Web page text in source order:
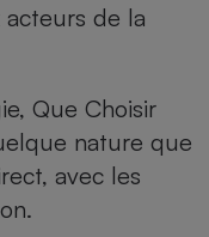
de la
Que Choisir
nature que
avec les